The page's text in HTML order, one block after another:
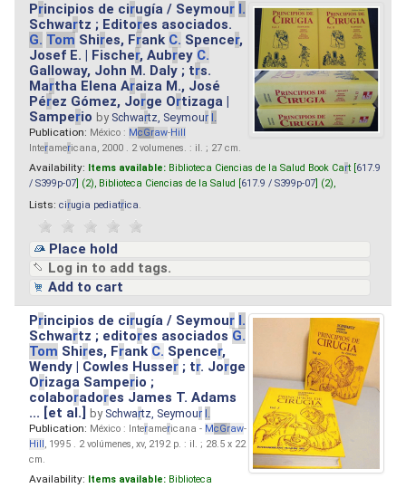
Principios de cirugía / Seymour I.
Schwartz ; Editores asociados.
G. Tom Shires, Frank C. Spencer,
Josef E. | Fischer, Aubrey C.
Galloway, John M. Daly ; trs.
Martha Elena Araiza M., José
Pérez Gómez, Jorge Ortizaga |
Samperio by Schwartz, Seymour I.
Publication: México : McGraw-Hill
Interamericana, 2000 . 2 volumenes. : il. ; 27 cm.
Availability: Items available: Biblioteca Ciencias de la Salud Book Cart [ 617.9
/ S399p-07 ] (2), Biblioteca Ciencias de la Salud [ 617.9 / S399p-07 ] (2),
Lists: cirugia pediatrica
Place hold
Log in to add tags.
Add to cart
Principios de cirugía / Seymour I.
Schwartz ; editores asociados G.
Tom Shires, Frank C. Spencer,
Wendy | Cowles Husser ; tr. Jorge
Orizaga Samperio ;
colaboradores James T. Adams
... [et al.]by Schwartz, Seymour I.
Publication: México : Interamericana - McGraw-
Hill, 1995 . 2 volúmenes, xv, 2192 p. : il. ; 28.5 x 22
cm.
Availability: Items available: Biblioteca